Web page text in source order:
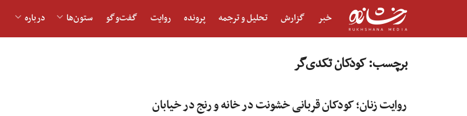
خبر گزارش تحلیل و ترجمه پرونده روایت گفت‌و‎گو ستون‌ها درباره
برچسب:کودکان تکدی‌گر
روایت زنان؛ کودکان قربانی خشونت در خانه و رنج در خیابان